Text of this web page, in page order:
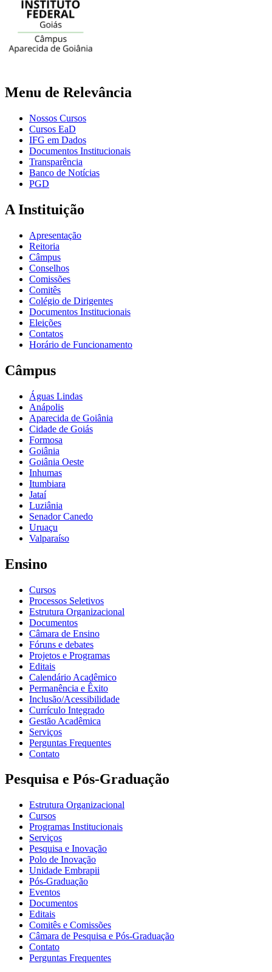
Menu de Relevância
Nossos Cursos
Cursos EaD
IFG em Dados
Documentos Institucionais
Transparência
Banco de Notícias
PGD
A Instituição
Apresentação
Reitoria
Câmpus
Conselhos
Comissões
Comitês
Colégio de Dirigentes
Documentos Institucionais
Eleições
Contatos
Horário de Funcionamento
Câmpus
Águas Lindas
Anápolis
Aparecida de Goiânia
Cidade de Goiás
Formosa
Goiânia
Goiânia Oeste
Inhumas
Itumbiara
Jataí
Luziânia
Senador Canedo
Uruaçu
Valparaíso
Ensino
Cursos
Processos Seletivos
Estrutura Organizacional
Documentos
Câmara de Ensino
Fóruns e debates
Projetos e Programas
Editais
Calendário Acadêmico
Permanência e Êxito
Inclusão/Acessibilidade
Currículo Integrado
Gestão Acadêmica
Serviços
Perguntas Frequentes
Contato
Pesquisa e Pós-Graduação
Estrutura Organizacional
Cursos
Programas Institucionais
Serviços
Pesquisa e Inovação
Polo de Inovação
Unidade Embrapii
Pós-Graduação
Eventos
Documentos
Editais
Comitês e Comissões
Câmara de Pesquisa e Pós-Graduação
Contato
Perguntas Frequentes